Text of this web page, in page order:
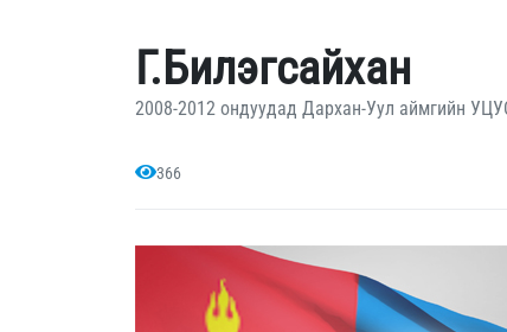
Г.Билэгсайхан
2008-2012 ондуудад Дархан-Уул аймгийн
366